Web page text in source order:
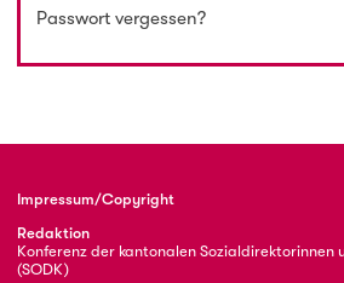
Passwort vergessen?
Impressum/Copyright
Redaktion
Konferenz der kantonalen Sozialdirektorinnen
(SODK)